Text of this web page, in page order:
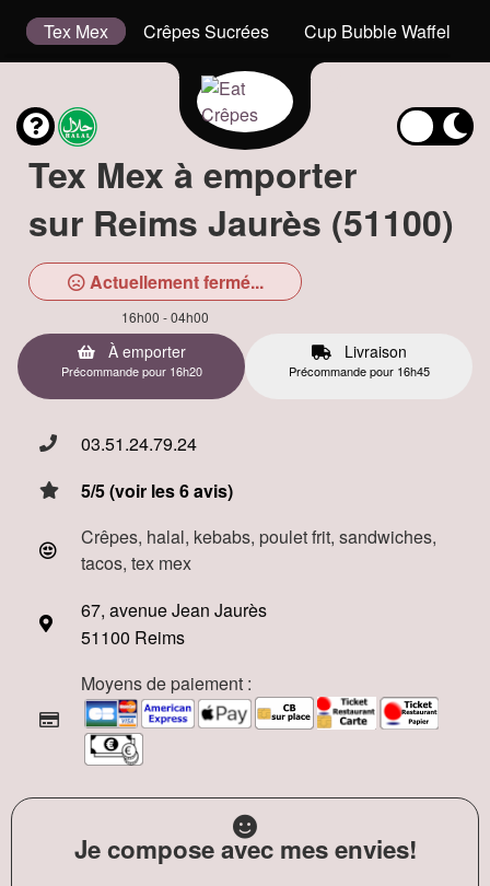
Tex Mex Crêpes Sucrées Cup Bubble Waffel
Tex Mex à emporter
sur Reims Jaurès (51100)
Actuellement fermé...
16h00 - 04h00
À emporter
Précommande pour 16h20
Livraison
Précommande pour 16h45
03.51.24.79.24
5/5 (voir les 6 avis)
Crêpes, halal, kebabs, poulet frit, sandwiches,
tacos, tex mex
67, avenue Jean Jaurès
51100 Reims
Moyens de paiement :
Je compose avec mes envies!